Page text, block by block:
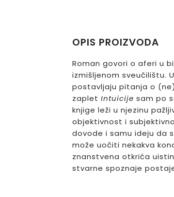
OPIS PROIZVODA
Roman govori o aferi u
izmišljenom sveučilištu.
postavljaju pitanja o
zaplet Intuicije sam po
knjige leži u njezinu
objektivnost i
dovode i samu ideju da
može uočiti nekakva
znanstvena otkrića
stvarne spoznaje